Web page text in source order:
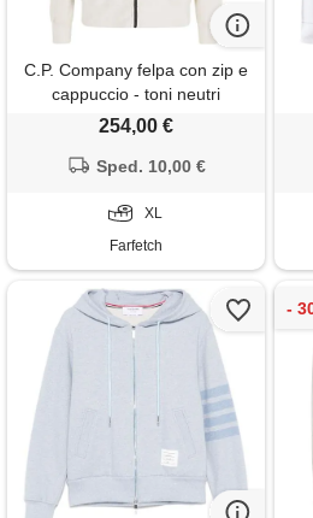
C.P. Company felpa con zip e
cappuccio - toni neutri
254,00 €
Sped. 10,00 €
XL
Farfetch